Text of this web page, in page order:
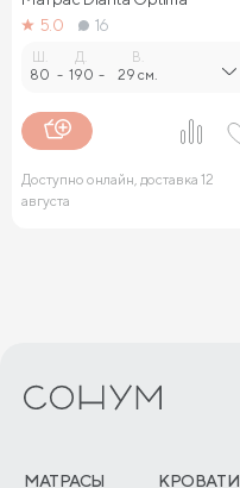
5.0
16
80 -
Д.
190 -
В.
29 см.
Доступно онлайн, доставка 12
августа
МАТРАСЫ КРОВАТИ